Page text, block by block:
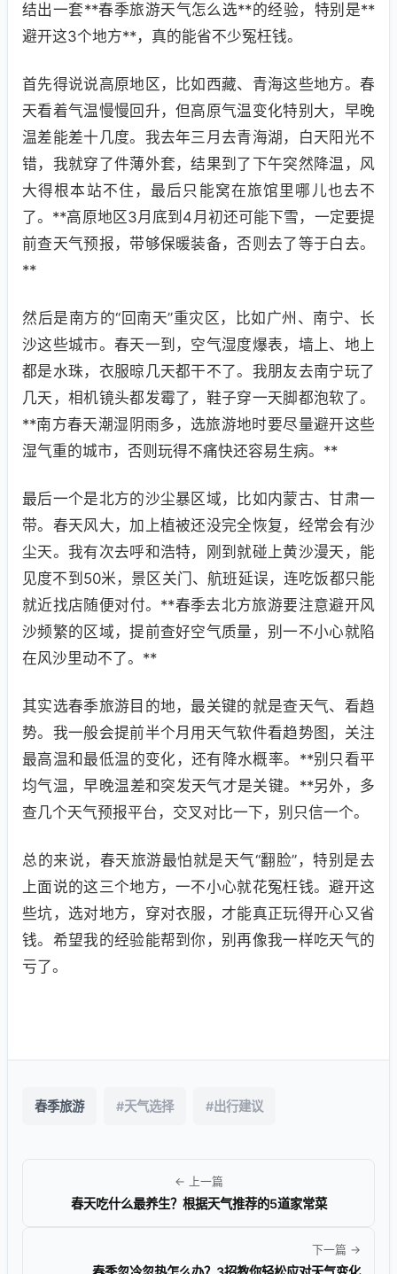
结出一套**春季旅游天气怎么选**的经验，特别是**
避开这3个地方**，真的能省不少冤枉钱。
首先得说说高原地区，比如西藏、青海这些地方。春
天看着气温慢慢回升，但高原气温变化特别大，早晚
温差能差十几度。我去年三月去青海湖，白天阳光不
错，我就穿了件薄外套，结果到了下午突然降温，风
大得根本站不住，最后只能窝在旅馆里哪儿也去不
了。**高原地区3月底到4月初还可能下雪，一定要提
前查天气预报，带够保暖装备，否则去了等于白去。
**
然后是南方的“回南天”重灾区，比如广州、南宁、长
沙这些城市。春天一到，空气湿度爆表，墙上、地上
都是水珠，衣服晾几天都干不了。我朋友去南宁玩了
几天，相机镜头都发霉了，鞋子穿一天脚都泡软了。
**南方春天潮湿阴雨多，选旅游地时要尽量避开这些
湿气重的城市，否则玩得不痛快还容易生病。**
最后一个是北方的沙尘暴区域，比如内蒙古、甘肃一
带。春天风大，加上植被还没完全恢复，经常会有沙
尘天。我有次去呼和浩特，刚到就碰上黄沙漫天，能
见度不到50米，景区关门、航班延误，连吃饭都只能
就近找店随便对付。**春季去北方旅游要注意避开风
沙频繁的区域，提前查好空气质量，别一不小心就陷
在风沙里动不了。**
其实选春季旅游目的地，最关键的就是查天气、看趋
势。我一般会提前半个月用天气软件看趋势图，关注
最高温和最低温的变化，还有降水概率。**别只看平
均气温，早晚温差和突发天气才是关键。**另外，多
查几个天气预报平台，交叉对比一下，别只信一个。
总的来说，春天旅游最怕就是天气“翻脸”，特别是去
上面说的这三个地方，一不小心就花冤枉钱。避开这
些坑，选对地方，穿对衣服，才能真正玩得开心又省
钱。希望我的经验能帮到你，别再像我一样吃天气的
亏了。
春季旅游 #天气选择 #出行建议
← 上一篇
春天吃什么最养生？根据天气推荐的5道家常菜
下一篇 →